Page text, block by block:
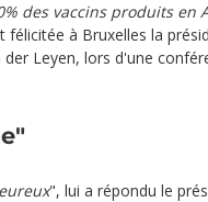
des vaccins produits en
félicitée à Bruxelles la
Leyen, lors d'une
", lui a répondu le